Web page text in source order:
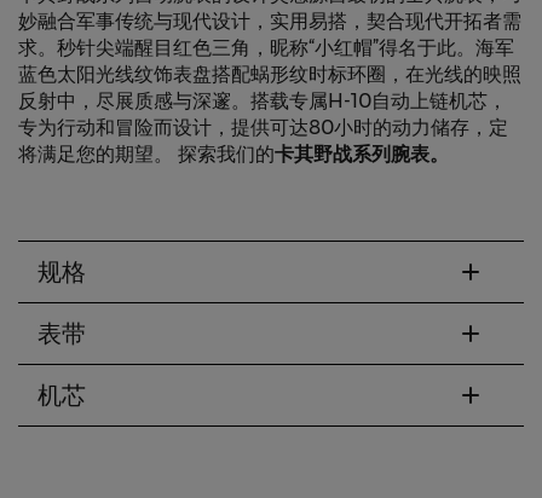
妙融合军事传统与现代设计，实用易搭，契合现代开拓者需
求。秒针尖端醒目红色三角，昵称“小红帽”得名于此。海军
蓝色太阳光线纹饰表盘搭配蜗形纹时标环圈，在光线的映照
反射中，尽展质感与深邃。搭载专属H-10自动上链机芯，
专为行动和冒险而设计，提供可达80小时的动力储存，定
将满足您的期望。 探索我们的卡其野战系列腕表。
规格
表带
机芯